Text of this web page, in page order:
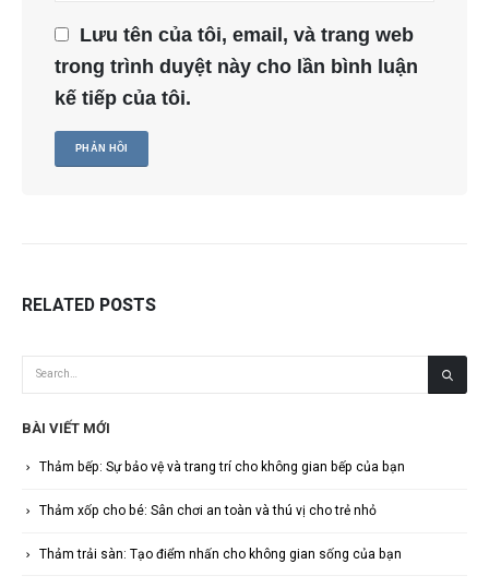
Lưu tên của tôi, email, và trang web
trong trình duyệt này cho lần bình luận
kế tiếp của tôi.
RELATED POSTS
BÀI VIẾT MỚI
Thảm bếp: Sự bảo vệ và trang trí cho không gian bếp của bạn
Thảm xốp cho bé: Sân chơi an toàn và thú vị cho trẻ nhỏ
Thảm trải sàn: Tạo điểm nhấn cho không gian sống của bạn